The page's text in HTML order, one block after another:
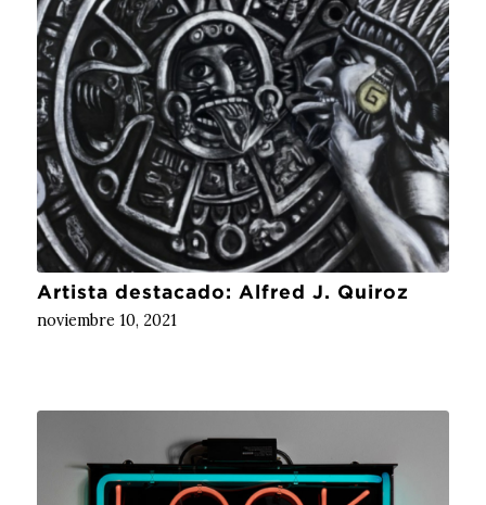
Artista destacado: Alfred J. Quiroz
noviembre 10, 2021